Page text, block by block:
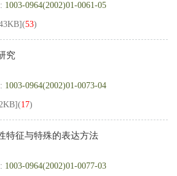
1003-0964(2002)01-0061-05
](53)
究
1003-0964(2002)01-0073-04
](17)
特征与特殊的表达方法
1003-0964(2002)01-0077-03